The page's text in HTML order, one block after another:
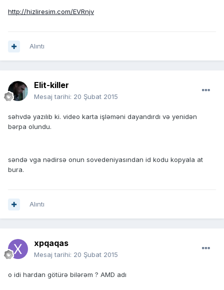
http://hizliresim.com/EVRnjv
Alıntı
Elit-killer
Mesaj tarihi: 20 Şubat 2015
səhvdə yazılıb ki. video karta işləməni dayandırdı və yenidən
bərpa olundu.
səndə vga nədirsə onun sovedeniyasından id kodu kopyala at
bura.
Alıntı
xpqaqas
Mesaj tarihi: 20 Şubat 2015
o idi hardan götürə bilərəm ? AMD adı